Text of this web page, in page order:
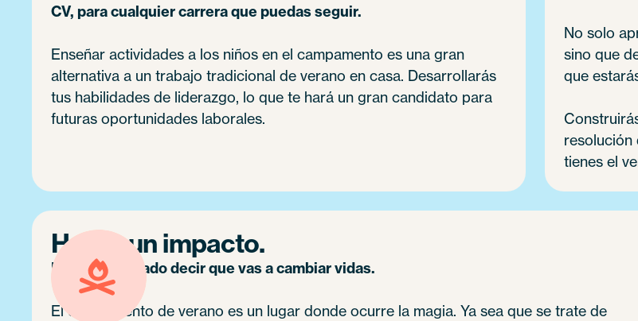
CV, para cualquier carrera que puedas seguir.
Enseñar actividades a los niños en el campamento es una gran
alternativa a un trabajo tradicional de verano en casa. Desarrollarás
tus habilidades de liderazgo, lo que te hará un gran candidato para
futuras oportunidades laborales.
No solo
sino que
que
resolución
tienes el
Hacer un impacto.
No es exagerado decir que vas a cambiar vidas.
El campamento de verano es un lugar donde ocurre la magia. Ya sea que se trate de